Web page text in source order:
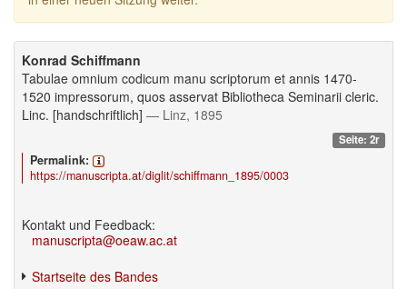
Konrad Schiffmann
Tabulae omnium codicum manu scriptorum et annis 1470-
1520 impressorum, quos asservat Bibliotheca Seminarii cleric.
Linc. [handschriftlich] — Linz, 1895
Seite: 2r
Permalink:
https://manuscripta.at/diglit/schiffmann_1895/0003
Kontakt und Feedback:
manuscripta@oeaw.ac.at
Startseite des Bandes